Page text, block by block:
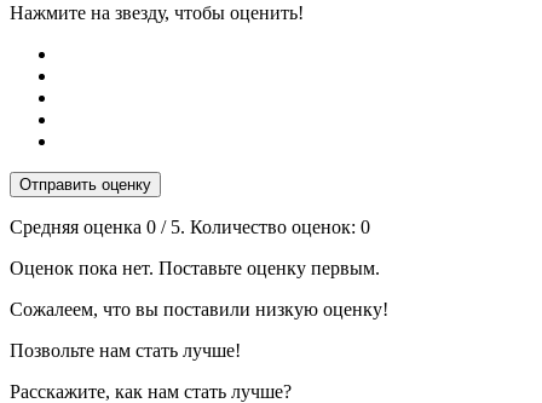
Нажмите на звезду, чтобы оценить!
Отправить оценку
Средняя оценка 0 / 5. Количество оценок: 0
Оценок пока нет. Поставьте оценку первым.
Сожалеем, что вы поставили низкую оценку!
Позвольте нам стать лучше!
Расскажите, как нам стать лучше?